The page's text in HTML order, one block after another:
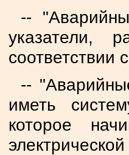
--
указатели,
--
иметь
которое